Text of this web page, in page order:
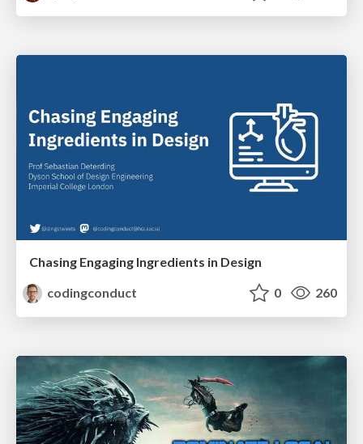
Chasing Engaging Ingredients in Design
codingconduct
0 260